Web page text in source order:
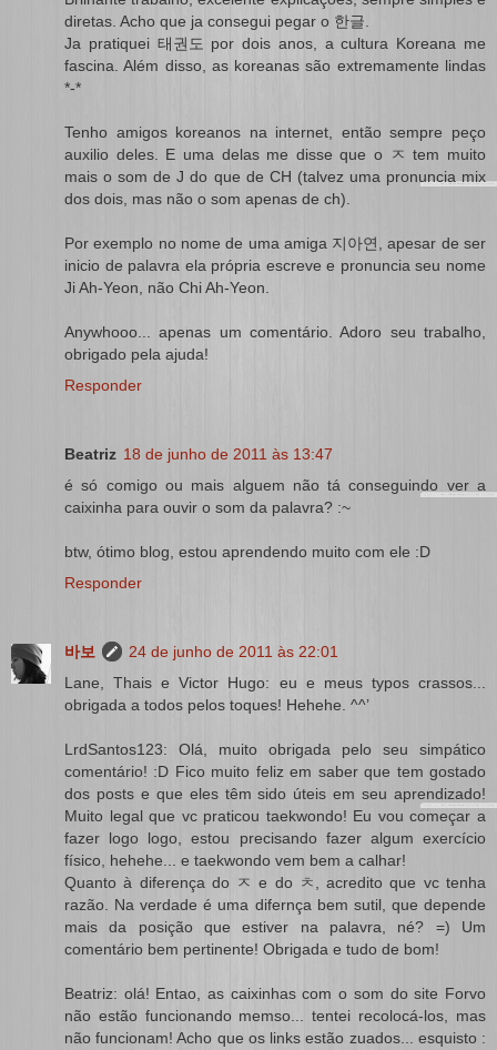
diretas. Acho que ja consegui pegar o 한글.
Ja pratiquei 태권도 por dois anos, a cultura Koreana me
fascina. Além disso, as koreanas são extremamente lindas
*-*
Tenho amigos koreanos na internet, então sempre peço
auxilio deles. E uma delas me disse que o ㅈ tem muito
mais o som de J do que de CH (talvez uma pronuncia mix
dos dois, mas não o som apenas de ch).
Por exemplo no nome de uma amiga 지아연, apesar de ser
inicio de palavra ela própria escreve e pronuncia seu nome
Ji Ah-Yeon, não Chi Ah-Yeon.
Anywhooo... apenas um comentário. Adoro seu trabalho,
obrigado pela ajuda!
Responder
Beatriz 18 de junho de 2011 às 13:47
é só comigo ou mais alguem não tá conseguindo ver a
caixinha para ouvir o som da palavra? :~
btw, ótimo blog, estou aprendendo muito com ele :D
Responder
바보
24 de junho de 2011 às 22:01
Lane, Thais e Victor Hugo: eu e meus typos crassos...
obrigada a todos pelos toques! Hehehe. ^^’
LrdSantos123: Olá, muito obrigada pelo seu simpático
comentário! :D Fico muito feliz em saber que tem gostado
dos posts e que eles têm sido úteis em seu aprendizado!
Muito legal que vc praticou taekwondo! Eu vou começar a
fazer logo logo, estou precisando fazer algum exercício
físico, hehehe... e taekwondo vem bem a calhar!
Quanto à diferença do ㅈ e do ㅊ, acredito que vc tenha
razão. Na verdade é uma difernça bem sutil, que depende
mais da posição que estiver na palavra, né? =) Um
comentário bem pertinente! Obrigada e tudo de bom!
Beatriz: olá! Entao, as caixinhas com o som do site Forvo
não estão funcionando memso... tentei recolocá-los, mas
não funcionam! Acho que os links estão zuados... esquisto :